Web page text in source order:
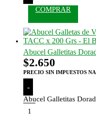
COMPRAR
Abucel Galletitas
$2.650
PRECIO SIN IMPUESTOS
-
Abucel Galletitas